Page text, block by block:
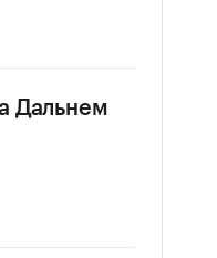
Дальнем